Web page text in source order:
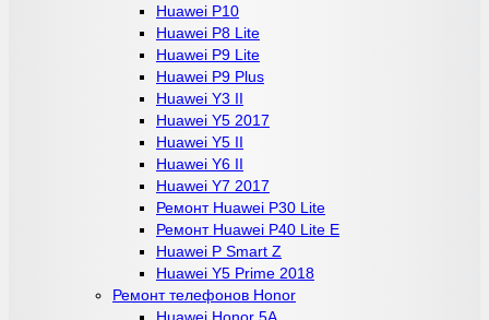
Huawei P10
Huawei P8 Lite
Huawei P9 Lite
Huawei P9 Plus
Huawei Y3 II
Huawei Y5 2017
Huawei Y5 II
Huawei Y6 II
Huawei Y7 2017
Ремонт Huawei P30 Lite
Ремонт Huawei P40 Lite E
Huawei P Smart Z
Huawei Y5 Prime 2018
Ремонт телефонов Honor
Huawei Honor 5A